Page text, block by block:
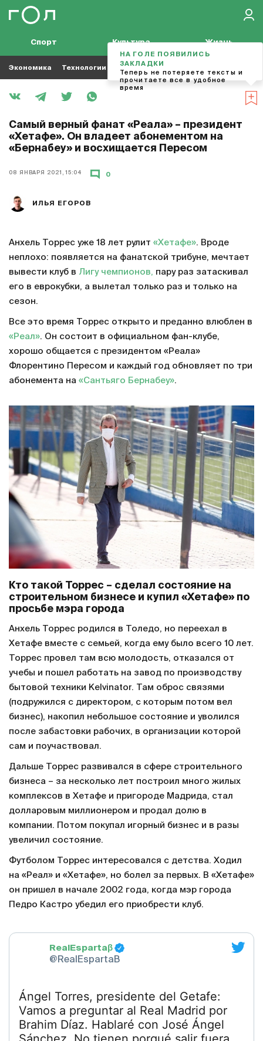
Спорт Культура Жизнь
Экономика Технологии Кино Футбол
Самый верный фанат «Реала» – президент
«Хетафе». Он владеет абонементом на
«Бернабеу» и восхищается Пересом
08 ЯНВАРЯ 2021, 15:04
ИЛЬЯ ЕГОРОВ
0
Анхель Торрес уже 18 лет рулит «Хетафе». Вроде
неплохо: появляется на фанатской трибуне, мечтает
вывести клуб в Лигу чемпионов, пару раз затаскивал
его в еврокубки, а вылетал только раз и только на
сезон.
Все это время Торрес открыто и преданно влюблен в
«Реал». Он состоит в официальном фан-клубе,
хорошо общается с президентом «Реала»
Флорентино Пересом и каждый год обновляет по три
абонемента на «Сантьяго Бернабеу».
Кто такой Торрес – сделал состояние на
строительном бизнесе и купил «Хетафе» по
просьбе мэра города
Анхель Торрес родился в Толедо, но переехал в
Хетафе вместе с семьей, когда ему было всего 10 лет.
Торрес провел там всю молодость, отказался от
учебы и пошел работать на завод по производству
бытовой техники Kelvinator. Там оброс связями
(подружился с директором, с которым потом вел
бизнес), накопил небольшое состояние и уволился
после забастовки рабочих, в организации которой
сам и поучаствовал.
Дальше Торрес развивался в сфере строительного
бизнеса – за несколько лет построил много жилых
комплексов в Хетафе и пригороде Мадрида, стал
долларовым миллионером и продал долю в
компании. Потом покупал игорный бизнес и в разы
увеличил состояние.
Футболом Торрес интересовался с детства. Ходил
на «Реал» и «Хетафе», но болел за первых. В «Хетафе»
он пришел в начале 2002 года, когда мэр города
Педро Кастро убедил его приобрести клуб.
RealEspartaβ
@RealEspartaB
Ángel Torres, presidente del Getafe:
Vamos a preguntar al Real Madrid por
Brahim Díaz. Hablaré con José Ángel
НА ГОЛЕ ПОЯВИЛИСЬ
ЗАКЛАДКИ
Теперь не потеряете тексты и
прочитаете все в удобное
время